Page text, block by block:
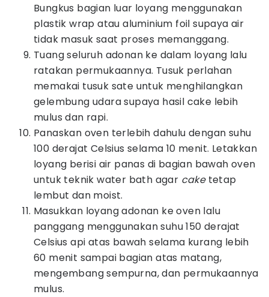
Bungkus bagian luar loyang menggunakan
plastik wrap atau aluminium foil supaya air
tidak masuk saat proses memanggang.
Tuang seluruh adonan ke dalam loyang lalu
ratakan permukaannya. Tusuk perlahan
memakai tusuk sate untuk menghilangkan
gelembung udara supaya hasil cake lebih
mulus dan rapi.
Panaskan oven terlebih dahulu dengan suhu
100 derajat Celsius selama 10 menit. Letakkan
loyang berisi air panas di bagian bawah oven
untuk teknik water bath agar caketetap
lembut dan moist.
Masukkan loyang adonan ke oven lalu
panggang menggunakan suhu 150 derajat
Celsius api atas bawah selama kurang lebih
60 menit sampai bagian atas matang,
mengembang sempurna, dan permukaannya
mulus.